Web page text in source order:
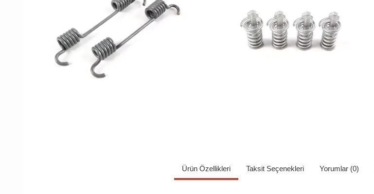
Ürün Özellikleri Taksit Seçenekleri Yorumlar (0)